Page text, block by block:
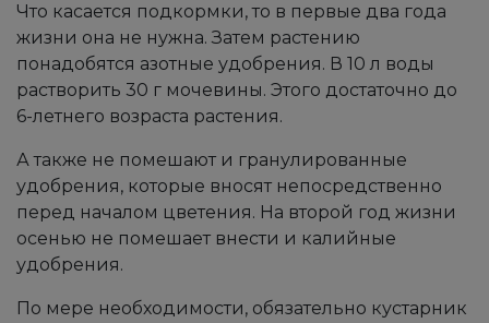
Что касается подкормки, то в первые два года
жизни она не нужна. Затем растению
понадобятся азотные удобрения. В 10 л воды
растворить 30 г мочевины. Этого достаточно до
6-летнего возраста растения.
А также не помешают и гранулированные
удобрения, которые вносят непосредственно
перед началом цветения. На второй год жизни
осенью не помешает внести и калийные
удобрения.
По мере необходимости, обязательно кустарник